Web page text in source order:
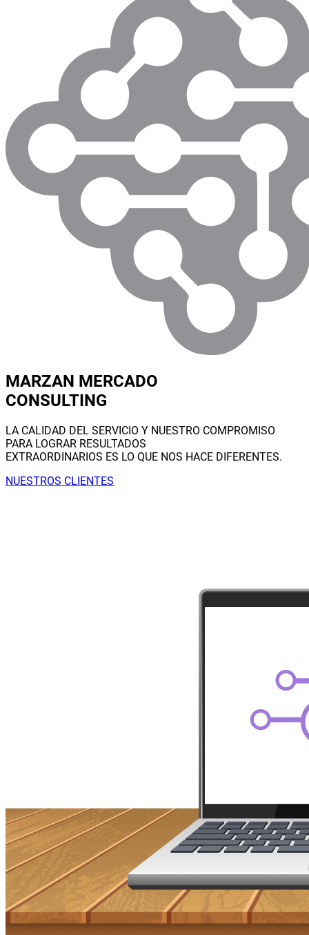
MARZAN MERCADO
CONSULTING
LA CALIDAD DEL SERVICIO Y NUESTRO COMPROMISO
PARA LOGRAR RESULTADOS
EXTRAORDINARIOS ES LO QUE NOS HACE DIFERENTES.
NUESTROS CLIENTES